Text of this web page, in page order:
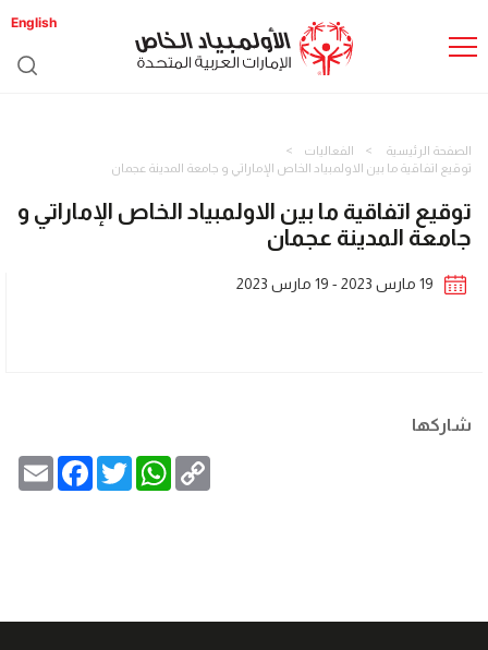
English
الصفحة الرئيسية
الفعاليات
توقيع اتفاقية ما بين الاولمبياد الخاص الإماراتي و جامعة المدينة عجمان
توقيع اتفاقية ما بين الاولمبياد الخاص الإماراتي و
جامعة المدينة عجمان
19 مارس 2023 - 19 مارس 2023
شاركها
Email
FacebookTwitter
WhatsAppCopy
Link